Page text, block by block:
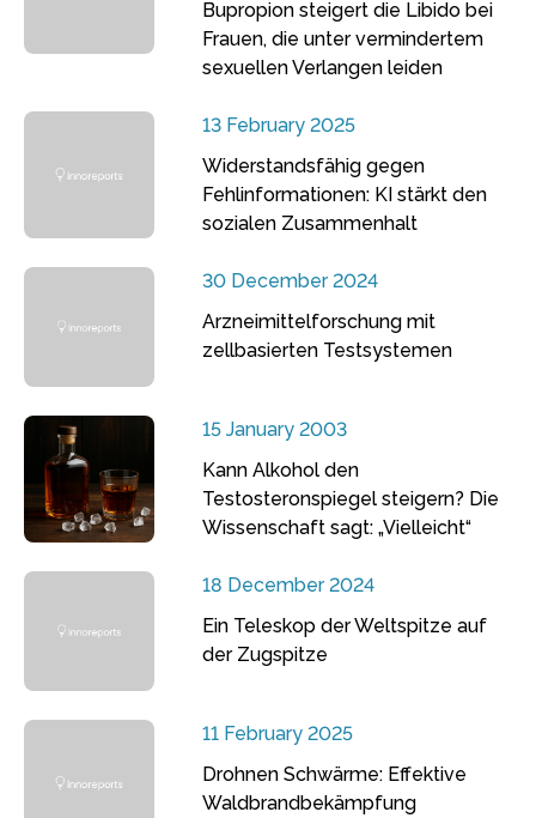
Bupropion steigert die Libido bei
Frauen, die unter vermindertem
sexuellen Verlangen leiden
13 February 2025
Widerstandsfähig gegen
Fehlinformationen: KI stärkt den
sozialen Zusammenhalt
30 December 2024
Arzneimittelforschung mit
zellbasierten Testsystemen
15 January 2003
Kann Alkohol den
Testosteronspiegel steigern? Die
Wissenschaft sagt: „Vielleicht“
18 December 2024
Ein Teleskop der Weltspitze auf
der Zugspitze
11 February 2025
Drohnen Schwärme: Effektive
Waldbrandbekämpfung